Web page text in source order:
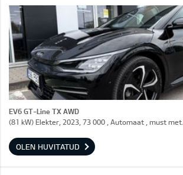
EV6 GT-Line TX AWD
(81 kW) Elekter, 2023, 73 000 , Automaat , must met.
OLEN HUVITATUD